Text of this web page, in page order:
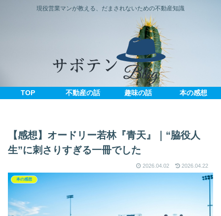
現役営業マンが教える、だまされないための不動産知識
TOP 不動産の話 趣味の話 本の感想
【感想】オードリー若林『青天』｜“脇役人
生”に刺さりすぎる一冊でした
2026.04.02 2026.04.22
本の感想